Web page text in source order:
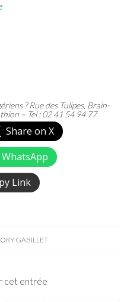
? Rue des Tulipes, Brain-
– Tel : 02 41 54 94 77
Share on X
WhatsApp
Link
GABILLET
cet entrée